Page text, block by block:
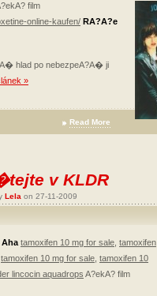
film
online-kaufen/ RA?A?e
hlad po nebezpeA?A� ji
»
Read More
v KLDR
Lela on 27-11-2009
Aha tamoxifen 10 mg for sale tamoxifen
tamoxifen 10 mg for sale tamoxifen 10
lincocin aquadrops A?ekA? film